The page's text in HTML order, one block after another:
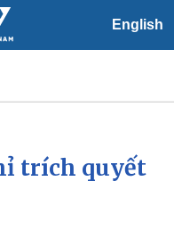
English
hội trích quyết